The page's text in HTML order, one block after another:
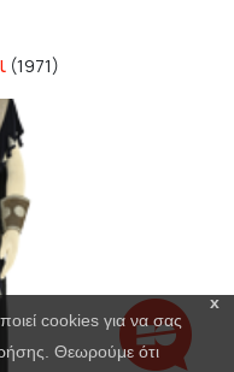
(1971)
x
cookies για να σας
Θεωρούμε ότι